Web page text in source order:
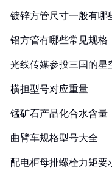
镀锌方管尺寸一般有哪
铝方管有哪些常见规格
光线传媒参投三国的星
横担型号对应重量
锰矿石产品化合水含量
曲臂车规格型号大全
配电柜母排螺栓力矩要